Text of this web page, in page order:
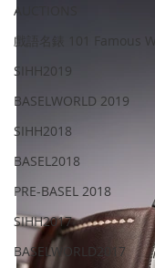
AUCTIONS
戲語名錶 101 Famous
SIHH2019
BASELWORLD 2019
SIHH2018
BASEL2018
PRE-BASEL 2018
SIHH2017
BASELWORLD2017